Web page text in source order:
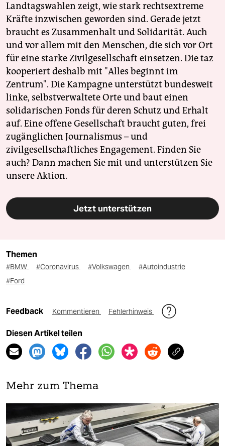
Landtagswahlen zeigt, wie stark rechtsextreme
Kräfte inzwischen geworden sind. Gerade jetzt
braucht es Zusammenhalt und Solidarität. Auch
und vor allem mit den Menschen, die sich vor Ort
für eine starke Zivilgesellschaft einsetzen. Die taz
kooperiert deshalb mit "Alles beginnt im
Zentrum". Die Kampagne unterstützt bundesweit
linke, selbstverwaltete Orte und baut einen
solidarischen Fonds für deren Schutz und Erhalt
auf. Eine offene Gesellschaft braucht guten, frei
zugänglichen Journalismus – und
zivilgesellschaftliches Engagement. Finden Sie
auch? Dann machen Sie mit und unterstützen Sie
unsere Aktion.
Jetzt unterstützen
Themen
#BMW #Coronavirus #Volkswagen
#Autoindustrie
#Ford
Feedback Kommentieren Fehlerhinweis
Diesen Artikel teilen
Mehr zum Thema